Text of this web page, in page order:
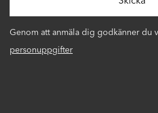
Genom att anmäla dig godkänner du
personuppgifter